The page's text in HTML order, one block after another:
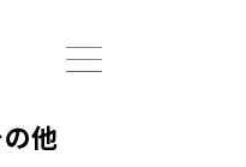
他